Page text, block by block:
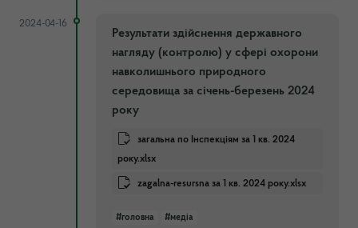
2024-04-16
Результати здійснення державного
нагляду (контролю) у сфері охорони
навколишнього природного
середовища за січень-березень 2024
року
загальна по Інспекціям за 1 кв. 2024
року.xlsx
zagalna-resursna за 1 кв. 2024 року.xlsx
#головна #медіа